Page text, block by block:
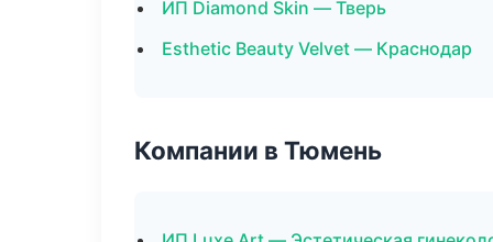
ИП Diamond Skin — Тверь
Esthetic Beauty Velvet — Краснодар
Компании в Тюмень